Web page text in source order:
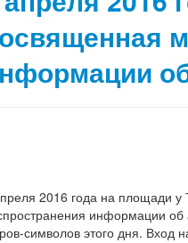
2016 года на площади
информации об
символов этого дня. Вход